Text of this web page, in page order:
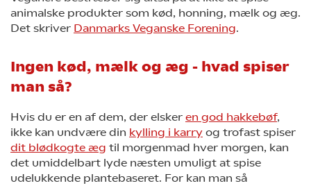
animalske produkter som kød, honning, mælk og æg.
Det skriver Danmarks Veganske Forening.
Ingen kød, mælk og æg - hvad spiser
man så?
Hvis du er en af dem, der elsker en god hakkebøf,
ikke kan undvære din kylling i karry og trofast spiser
dit blødkogte æg til morgenmad hver morgen, kan
det umiddelbart lyde næsten umuligt at spise
udelukkende plantebaseret. For kan man så